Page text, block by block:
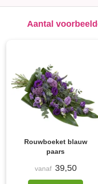
Aantal
Rouwboeket blauw
paars
vanaf 39,50